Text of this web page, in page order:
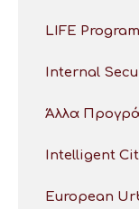
LIFE
Internal
Άλλα
Intelligent
European